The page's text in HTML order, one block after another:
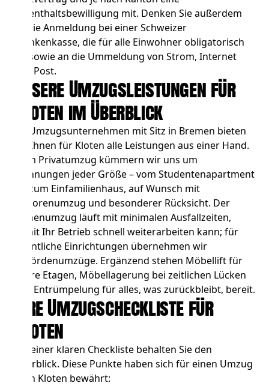
Aufenthaltsbewilligung mit. Denken Sie außerdem
an die Anmeldung bei einer Schweizer
Krankenkasse, die für alle Einwohner obligatorisch
ist, sowie an die Ummeldung von Strom, Internet
und Post.
Unsere Umzugsleistungen für
Kloten im Überblick
Als Umzugsunternehmen mit Sitz in Bremen bieten
wir Ihnen für Kloten alle Leistungen aus einer Hand.
Beim Privatumzug kümmern wir uns um
Wohnungen jeder Größe – vom Studentenapartment
bis zum Einfamilienhaus, auf Wunsch mit
Seniorenumzug und besonderer Rücksicht. Der
Firmenumzug läuft mit minimalen Ausfallzeiten,
damit Ihr Betrieb schnell weiterarbeiten kann; für
öffentliche Einrichtungen übernehmen wir
Behördenumzüge. Ergänzend stehen Möbelliftfür
obere Etagen, Möbellagerung bei zeitlichen Lücken
Entrümpelung für alles, was zurückbleibt, bereit.
Ihre Umzugscheckliste für
Kloten
Mit einer klaren Checkliste behalten Sie den
Überblick. Diese Punkte haben sich für einen Umzug
nach Kloten bewährt: